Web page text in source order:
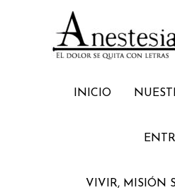
INICIO
VIVIR, MISIÓN